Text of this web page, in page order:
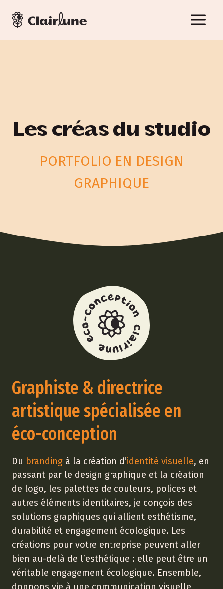
Les créas du studio
PORTFOLIO EN DESIGN
GRAPHIQUE
Graphiste & directrice
artistique spécialisée en
éco-conception
Du branding à la création d’identité visuelle, en
passant par le design graphique et la création
de logo, les palettes de couleurs, polices et
autres éléments identitaires, je conçois des
solutions graphiques qui allient esthétisme,
durabilité et engagement écologique. Les
créations pour votre entreprise peuvent aller
bien au-delà de l’esthétique : elle peut être un
véritable engagement écologique. Ensemble,
donnons vie à une communication visuelle